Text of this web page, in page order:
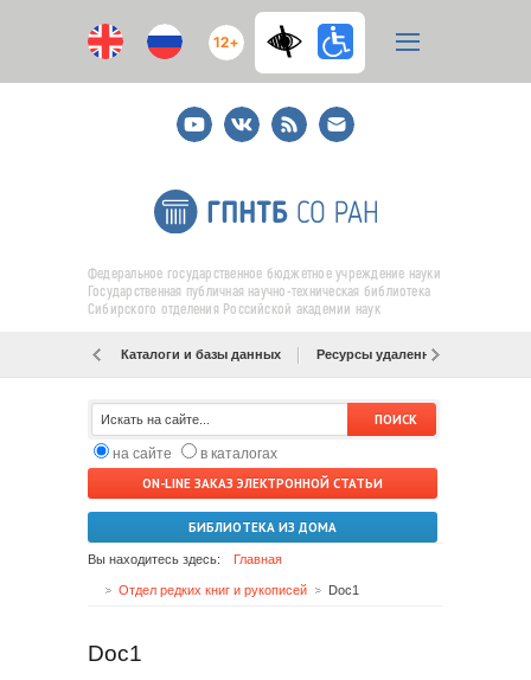
12+
YoutubeВКонтакте
RSS
E-
mail
подписка
Федеральное государственное бюджетное учреждение науки
Государственная публичная научно-техническая библиотека
Сибирского отделения Российской академии наук
Каталоги и базы данных Ресурсы удаленного доступа
на сайте
в каталогах
ON-LINE ЗАКАЗ ЭЛЕКТРОННОЙ СТАТЬИ
БИБЛИОТЕКА ИЗ ДОМА
Вы находитесь здесь: Главная
Отдел редких книг и рукописей Doc1
Doc1